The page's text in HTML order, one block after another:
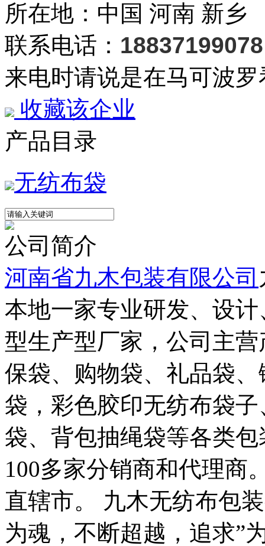
所在地：中国 河南 新乡
联系电话： 18837199078
来电时请说是在马可波
收藏该企业
产品目录
无纺布袋
公司简介
河南省九木包装有限公司
本地一家专业研发、设
型生产型厂家，公司主
保袋、购物袋、礼品袋
袋，彩色胶印无纺布袋
袋、背包抽绳袋等各类
100多家分销商和代理商
直辖市。 九木无纺布包
为魂，不断超越，追求”